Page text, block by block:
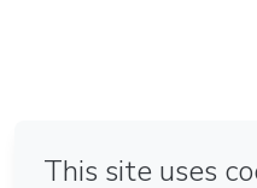
- Como untar e aquecer
Feito com ❤ em Bogotá